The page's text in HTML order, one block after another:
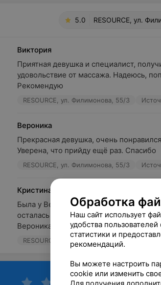
5.0 RESOURCE, ул.
Виктория
Приятная девушка и специалист,
удовольствие от массажа. Надеюсь,
Рекомендую
RESOURCE, ул. Филимонова, 55/3
Вероника
Прекрасная девушка, очень
Уверена, что прийду ещё раз. Спасибо
RESOURCE, ул. Филимонова, 55/3
Кристина
Была у Вероники на сеансе микс-
осталась очень довольна оказанной
Вероника мастерски проработа...
RESOURCE, ул. Филимонова, 55/3
Обработка
Наш сайт использует
удобства
статистики и
рекомендаций.
Вы можете настроить
cookie или изменить